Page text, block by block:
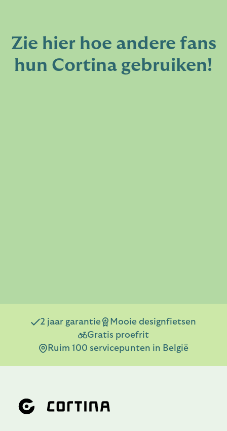
Zie hier hoe andere fans
hun Cortina gebruiken!
2 jaar garantie
Mooie designfietsen
Gratis proefrit
Ruim 100 servicepunten in België